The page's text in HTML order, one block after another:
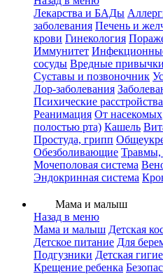
Лекарства и БАДы
заболевания Печень и
крови Гинекология
Иммунитет
сосуды Вредные привычки
Суставы и позвоночник
Лор-заболевания
Психические расстройства
Реанимация От насекомых
полостью рта) Кашель
Простуда, грипп
Обезболивающие Травмы,
Мочеполовая система
Эндокринная система
Мама и малыш
Назад в меню
Мама и малыш Детская
Детское питание Для
Подгузники Детская
Крещение ребенка